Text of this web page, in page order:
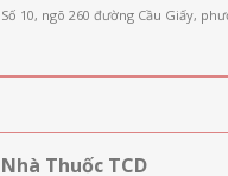
Số 10, ngõ 260 đường Cầu Giấy,
Nhà Thuốc TCD